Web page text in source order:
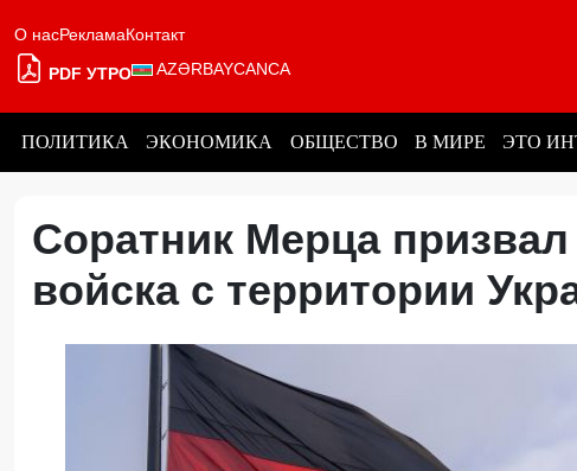
О насРекламаКонтакт
PDF УТРО AZƏRBAYCANCA
ПОЛИТИКА ЭКОНОМИКА ОБЩЕСТВО В МИРЕ ЭТО
Соратник Мерца
войска с территории